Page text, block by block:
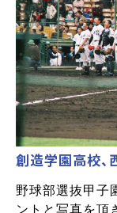
創造学園高校、
野球部選抜甲子
ントと写真を頂